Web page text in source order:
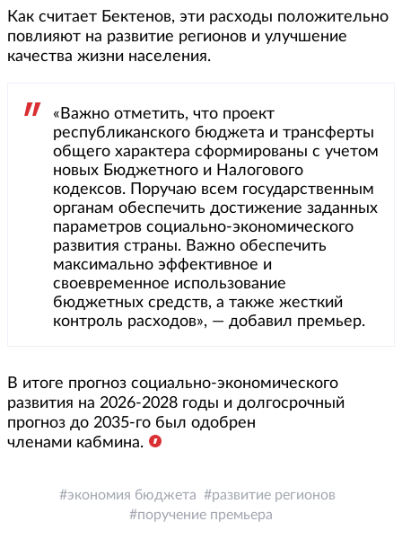
Как считает Бектенов, эти расходы положительно
повлияют на развитие регионов и улучшение
качества жизни населения.
«Важно отметить, что проект
республиканского бюджета и трансферты
общего характера сформированы с учетом
новых Бюджетного и Налогового
кодексов. Поручаю всем государственным
органам обеспечить достижение заданных
параметров социально-экономического
развития страны. Важно обеспечить
максимально эффективное и
своевременное использование
бюджетных средств, а также жесткий
контроль расходов», — добавил премьер.
В итоге прогноз социально-экономического
развития на 2026-2028 годы и долгосрочный
прогноз до 2035-го был одобрен
членами кабмина.
экономия бюджета
развитие регионов
поручение премьера